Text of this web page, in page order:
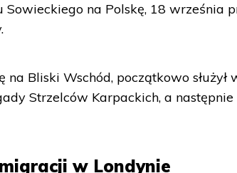
Sowieckiego na Polskę, 18 września
na Bliski Wschód, początkowo
Strzelców Karpackich, a
w Londynie